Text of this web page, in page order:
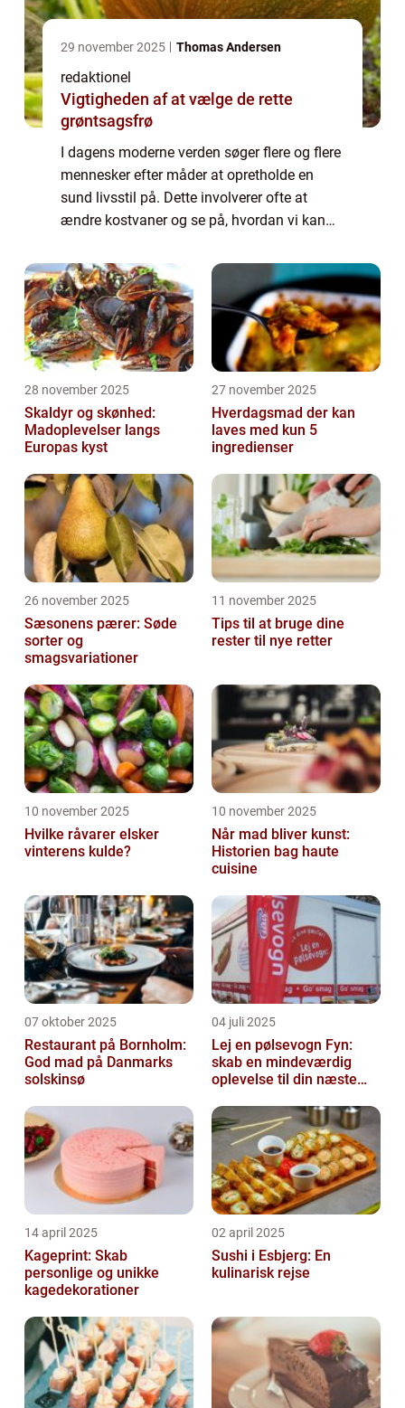
29 november 2025 Thomas Andersen
redaktionel
Vigtigheden af at vælge de rette
grøntsagsfrø
I dagens moderne verden søger flere og flere
mennesker efter måder at opretholde en
sund livsstil på. Dette involverer ofte at
ændre kostvaner og se på, hvordan vi kan
såsom fedtstoffer. En vigtig del af en s...
28 november 2025
Skaldyr og skønhed:
Madoplevelser langs
Europas kyst
27 november 2025
Hverdagsmad der kan
laves med kun 5
ingredienser
26 november 2025
Sæsonens pærer: Søde
sorter og
smagsvariationer
11 november 2025
Tips til at bruge dine
rester til nye retter
10 november 2025
Hvilke råvarer elsker
vinterens kulde?
10 november 2025
Når mad bliver kunst:
Historien bag haute
cuisine
07 oktober 2025
Restaurant på Bornholm:
God mad på Danmarks
solskinsø
04 juli 2025
Lej en pølsevogn Fyn:
skab en mindeværdig
oplevelse til din næste
14 april 2025
Kageprint: Skab
personlige og unikke
kagedekorationer
02 april 2025
Sushi i Esbjerg: En
kulinarisk rejse